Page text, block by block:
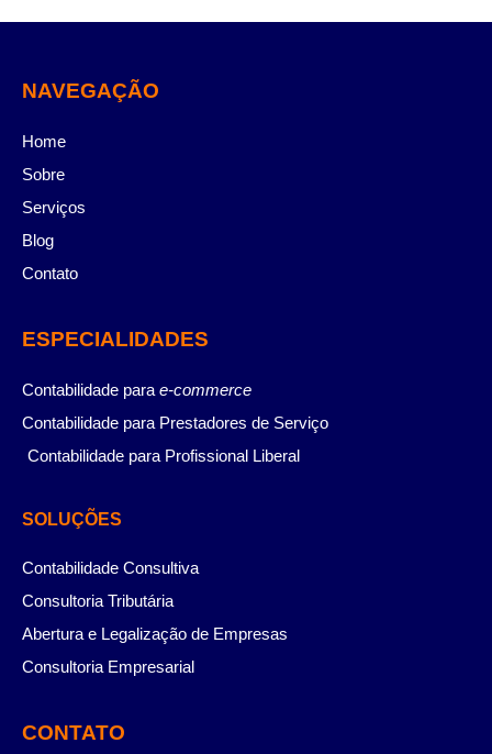
NAVEGAÇÃO
Home
Sobre
Serviços
Blog
Contato
ESPECIALIDADES
Contabilidade para e-commerce
Contabilidade para Prestadores de Serviço
Contabilidade para Profissional Liberal
SOLUÇÕES
Contabilidade Consultiva
Consultoria Tributária
Abertura e Legalização de Empresas
Consultoria Empresarial
CONTATO